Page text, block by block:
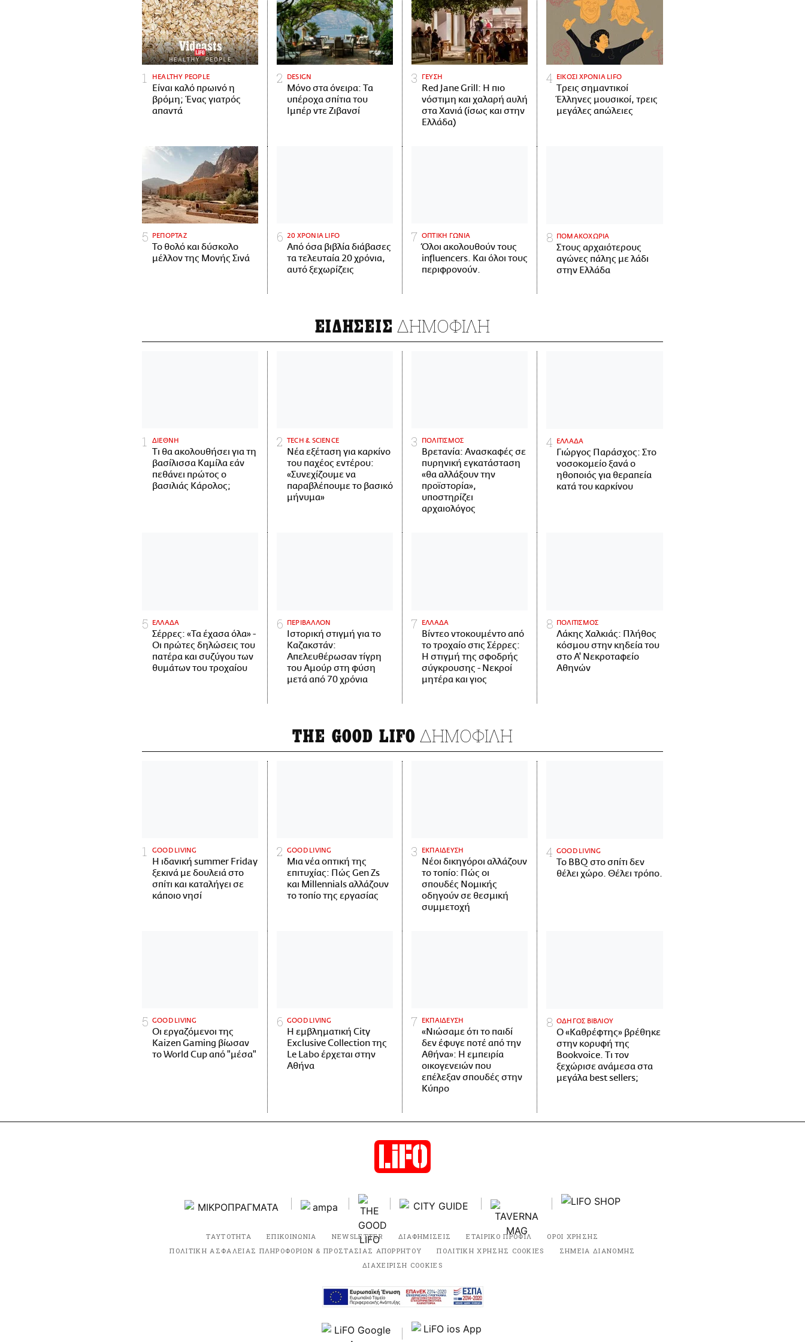
HEALTHY PEOPLE
Είναι καλό πρωινό η
βρόμη; Ένας γιατρός
απαντά
DESIGN
Μόνο στα όνειρα: Τα
υπέροχα σπίτια του
Ιμπέρ ντε Ζιβανσί
ΓΕΥΣΗ
Red Jane Grill: Η πιο
νόστιμη και χαλαρή αυλή
στα Χανιά (ίσως και στην
Ελλάδα)
ΕΙΚΟΣΙ ΧΡΟΝΙΑ LIFO
Tρεις σημαντικοί
Έλληνες μουσικοί, τρεις
μεγάλες απώλειες
ΡΕΠΟΡΤΑΖ
Το θολό και δύσκολο
μέλλον της Μονής Σινά
20 ΧΡΟΝΙΑ LIFO
Από όσα βιβλία διάβασες
τα τελευταία 20 χρόνια,
αυτό ξεχωρίζεις
ΟΠΤΙΚΗ ΓΩΝΙΑ
Όλοι ακολουθούν τους
influencers. Και όλοι τους
περιφρονούν.
ΠΟΜΑΚΟΧΩΡΙΑ
Στους αρχαιότερους
αγώνες πάλης με λάδι
στην Ελλάδα
ΕΙΔΗΣΕΙΣ ΔΗΜΟΦΙΛΗ
ΔΙΕΘΝΗ
Τι θα ακολουθήσει για τη
βασίλισσα Καμίλα εάν
πεθάνει πρώτος ο
βασιλιάς Κάρολος;
ΤECH & SCIENCE
Νέα εξέταση για καρκίνο
του παχέος εντέρου:
«Συνεχίζουμε να
παραβλέπουμε το βασικό
μήνυμα»
ΠΟΛΙΤΙΣΜΟΣ
Βρετανία: Ανασκαφές σε
πυρηνική εγκατάσταση
«θα αλλάξουν την
προϊστορία»,
υποστηρίζει
αρχαιολόγος
ΕΛΛΑΔΑ
Γιώργος Παράσχος: Στο
νοσοκομείο ξανά ο
ηθοποιός για θεραπεία
κατά του καρκίνου
ΕΛΛΑΔΑ
Σέρρες: «Τα έχασα όλα» -
Οι πρώτες δηλώσεις του
πατέρα και συζύγου των
θυμάτων του τροχαίου
ΠΕΡΙΒΑΛΛΟΝ
Ιστορική στιγμή για το
Καζακστάν:
Απελευθέρωσαν τίγρη
του Αμούρ στη φύση
μετά από 70 χρόνια
ΕΛΛΑΔΑ
Βίντεο ντοκουμέντο από
το τροχαίο στις Σέρρες:
Η στιγμή της σφοδρής
σύγκρουσης - Νεκροί
μητέρα και γιος
ΠΟΛΙΤΙΣΜΟΣ
Λάκης Χαλκιάς: Πλήθος
κόσμου στην κηδεία του
στο Α' Νεκροταφείο
Αθηνών
THE GOOD LIFO ΔΗΜΟΦΙΛΗ
GOOD LIVING
Η ιδανική summer Friday
ξεκινά με δουλειά στο
σπίτι και καταλήγει σε
κάποιο νησί
GOOD LIVING
Μια νέα οπτική της
επιτυχίας: Πώς Gen Zs
και Millennials αλλάζουν
το τοπίο της εργασίας
ΕΚΠΑΙΔΕΥΣΗ
Νέοι δικηγόροι αλλάζουν
το τοπίο: Πώς οι
σπουδές Νομικής
οδηγούν σε θεσμική
συμμετοχή
GOOD LIVING
Το BBQ στο σπίτι δεν
θέλει χώρο. Θέλει τρόπο.
GOOD LIVING
Οι εργαζόμενοι της
Kaizen Gaming βίωσαν
το World Cup από "μέσα"
GOOD LIVING
Η εμβληματική City
Exclusive Collection της
Le Labo έρχεται στην
Αθήνα
ΕΚΠΑΙΔΕΥΣΗ
«Νιώσαμε ότι το παιδί
δεν έφυγε ποτέ από την
Αθήνα»: Η εμπειρία
οικογενειών που
επέλεξαν σπουδές στην
Κύπρο
ΟΔΗΓΟΣ ΒΙΒΛΙΟΥ
Ο «Καθρέφτης» βρέθηκε
στην κορυφή της
Bookvoice. Τι τον
ξεχώρισε ανάμεσα στα
μεγάλα best sellers;
ΤΑΥΤΟΤΗΤΑ ΕΠΙΚΟΙΝΩΝΙΑ NEWSLETTER ΔΙΑΦΗΜΙΣΕΙΣ ΕΤΑΙΡΙΚΟ ΠΡΟΦΙΛ
ΟΡΟΙ ΧΡΗΣΗΣ
ΠΟΛΙΤΙΚΗ ΑΣΦΑΛΕΙΑΣ ΠΛΗΡΟΦΟΡΙΩΝ & ΠΡΟΣΤΑΣΙΑΣ ΑΠΟΡΡΗΤΟΥ
ΠΟΛΙΤΙΚΗ ΧΡΗΣΗΣ COOKIES
ΣΗΜΕΙΑ ΔΙΑΝΟΜΗΣ
ΔΙΑΧΕΙΡΙΣΗ COOKIES